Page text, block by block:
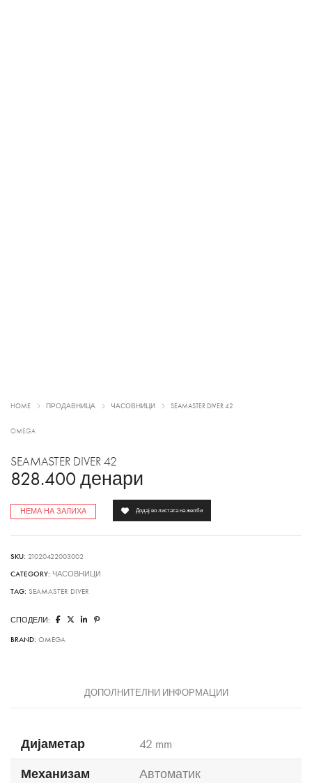
HOME ПРОДАВНИЦА ЧАСОВНИЦИ SEAMASTER DIVER 42
OMEGA
SEAMASTER DIVER 42
828.400 денари
НЕМА НА ЗАЛИХА Додај во листата на желби
SKU: 21020422003002
CATEGORY: ЧАСОВНИЦИ
TAG: SEAMASTER DIVER
СПОДЕЛИ:
BRAND: OMEGA
ДОПОЛНИТЕЛНИ ИНФОРМАЦИИ
Дијаметар
42 mm
Механизам
Автоматик